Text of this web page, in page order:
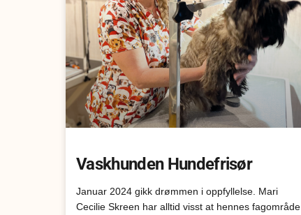
Vaskhunden Hundefrisør
Januar 2024 gikk drømmen i oppfyllelse. Mari
Cecilie Skreen har alltid visst at hennes fagområde